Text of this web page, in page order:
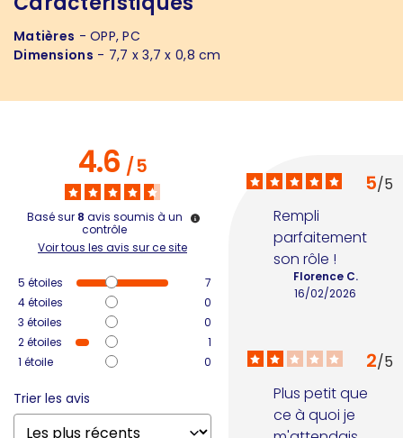
Matières - OPP, PC
Dimensions - 7,7 x 3,7 x 0,8 cm
4.6/5
Basé sur 8 avis soumis à un
contrôle
Voir tous les avis sur ce site
5 étoiles
7
4étoiles
0
3 étoiles
0
2étoiles
1
1 étoile 0
Trier les avis
5/5
Rempli
parfaitement
son rôle !
16/02/2026
Florence C.
2/5
Plus petit que
ce à quoi je